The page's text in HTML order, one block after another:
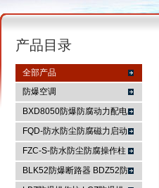
浙江依客思电气有限公司
产品目录
全部产品
防爆空调
BXD8050防爆防腐动力配电
箱
FQD-防水防尘防腐磁力启动
器
FZC-S-防水防尘防腐操作柱
FXK-S防水防尘防腐控制箱
BLK52防爆断路器 BDZ52防